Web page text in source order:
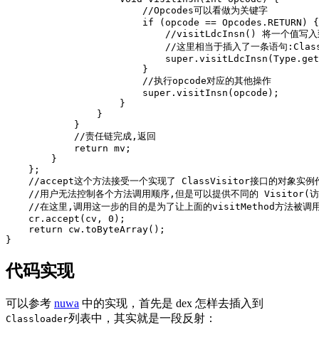
//Opcodes可以看做为关键字
if
( opcode == Opcodes . RETURN )
{
//visitLdcInsn() 将一个值写入到
//这里相当于插入了一条语句
super . visitLdcInsn ( Type .
}
//执行opcode对应的其他操作
super . visitInsn ( opcode );
}
}
}
//责任链完成,返回
return mv ;
}
};
//accept这个方法接受一个实现了 ClassVisitor接口的对象实例
//用户无法控制各个方法调用顺序,但是可以提供不同的 Visitor(访
//在这里,调用这一步的目的是为了让上面的visitMethod方法被调
cr . accept ( cv , 0 );
return
cw . toByteArray();
}
代码实现
可以参考 nuwa 中的实现，首先是 dex 怎样去插入到
Classloader列表中，其实就是一段反射：